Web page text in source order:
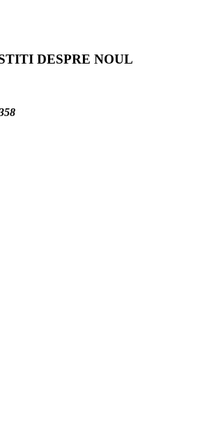
DESPRE NOUL